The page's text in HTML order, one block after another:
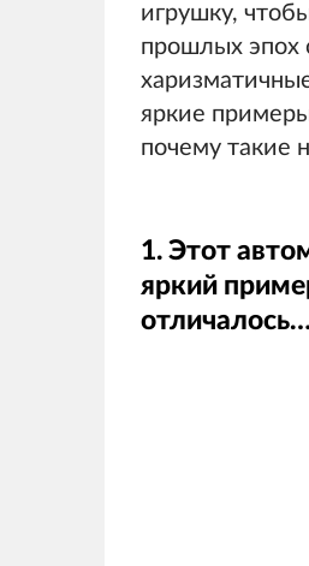
игрушку,
прошлых эпох
яркие
почему такие
1. Этот
яркий